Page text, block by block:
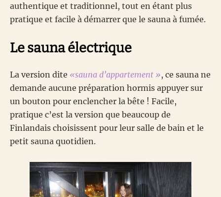
authentique et traditionnel, tout en étant plus
pratique et facile à démarrer que le sauna à fumée.
Le sauna électrique
La version dite «sauna d’appartement », ce sauna ne
demande aucune préparation hormis appuyer sur
un bouton pour enclencher la bête ! Facile,
pratique c’est la version que beaucoup de
Finlandais choisissent pour leur salle de bain et le
petit sauna quotidien.